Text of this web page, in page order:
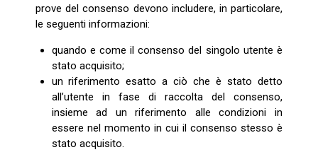
prove del consenso devono includere, in particolare,
le seguenti informazioni:
quando e come il consenso del singolo utente è
stato acquisito;
un riferimento esatto a ciò che è stato detto
all’utente in fase di raccolta del consenso,
insieme ad un riferimento alle condizioni in
essere nel momento in cui il consenso stesso è
stato acquisito.